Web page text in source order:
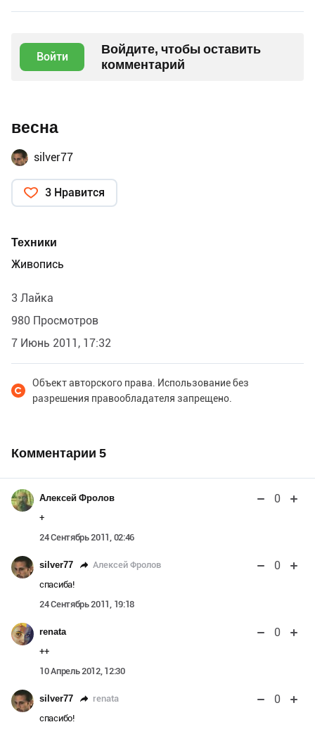
Войти
Войдите, чтобы оставить
комментарий
весна
silver77
3 Нравится
Техники
Живопись
3 Лайка
980 Просмотров
7 Июнь 2011, 17:32
Объект авторского права. Использование без
разрешения правообладателя запрещено.
Комментарии 5
Алексей Фролов 0
+
24 Сентябрь 2011, 02:46
silver77 Алексей Фролов 0
спасиба!
24 Сентябрь 2011, 19:18
renata 0
++
10 Апрель 2012, 12:30
silver77 renata 0
спасибо!